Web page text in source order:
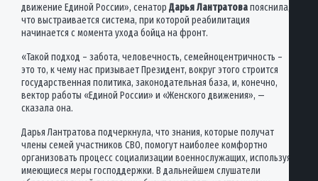
движение Единой России», сенатор Дарья Лантратовапояснила,
что выстраивается система, при которой реабилитация
начинается с момента ухода бойца на фронт.
«Такой подход – забота, человечность, семейноцентричность –
это то, к чему нас призывает Президент, вокруг этого строится
государственная политика, законодательная база, и, конечно,
вектор работы «Единой России» и «Женского движения», —
сказала она.
Дарья Лантратова подчеркнула, что знания, которые получат
члены семей участников СВО, помогут наиболее комфортно
организовать процесс социализации военнослужащих, используя
имеющиеся меры господдержки. В дальнейшем слушатели